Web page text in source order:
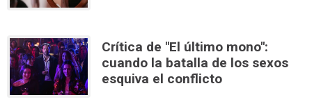
Crítica de "El último mono":
cuando la batalla de los sexos
esquiva el conflicto